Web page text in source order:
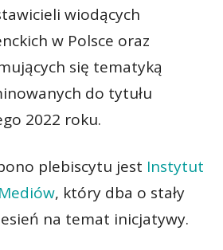
wiodących
w Polsce oraz
się tematyką
do tytułu
2022 roku.
plebiscytu jest Instytut
, który dba o stały
na temat inicjatywy.